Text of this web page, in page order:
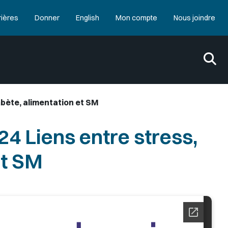
Donner English Mon compte Nous joindre
alimentation et SM
Liens entre stress,
SM